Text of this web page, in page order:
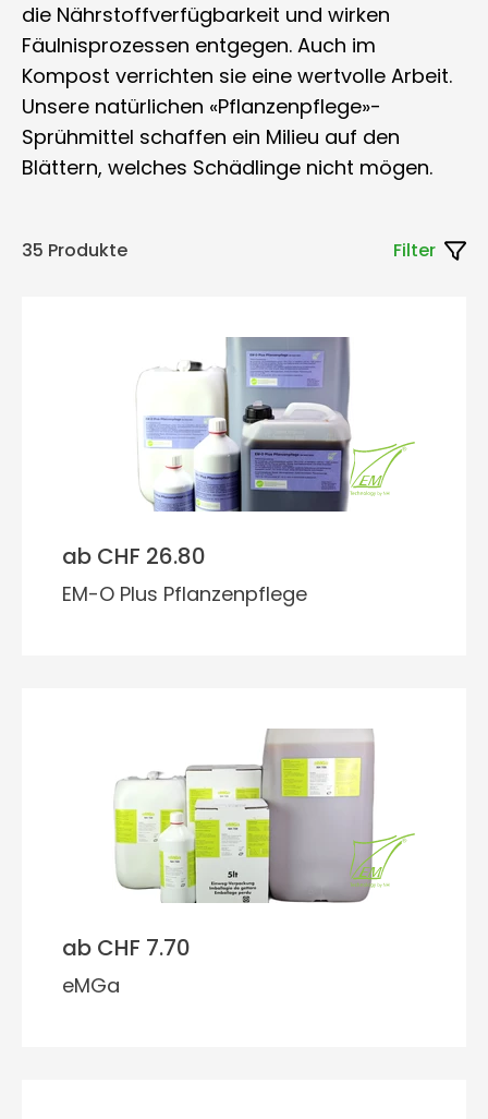
die Nährstoffverfügbarkeit und wirken
Fäulnisprozessen entgegen. Auch im
Kompost verrichten sie eine wertvolle Arbeit.
Unsere natürlichen «Pflanzenpflege»-
Sprühmittel schaffen ein Milieu auf den
Blättern, welches Schädlinge nicht mögen.
35 Produkte Filter
ab CHF 26.80
EM-O Plus Pflanzenpflege
ab CHF 7.70
eMGa